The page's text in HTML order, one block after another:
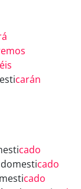
carán
cado
cado
cado